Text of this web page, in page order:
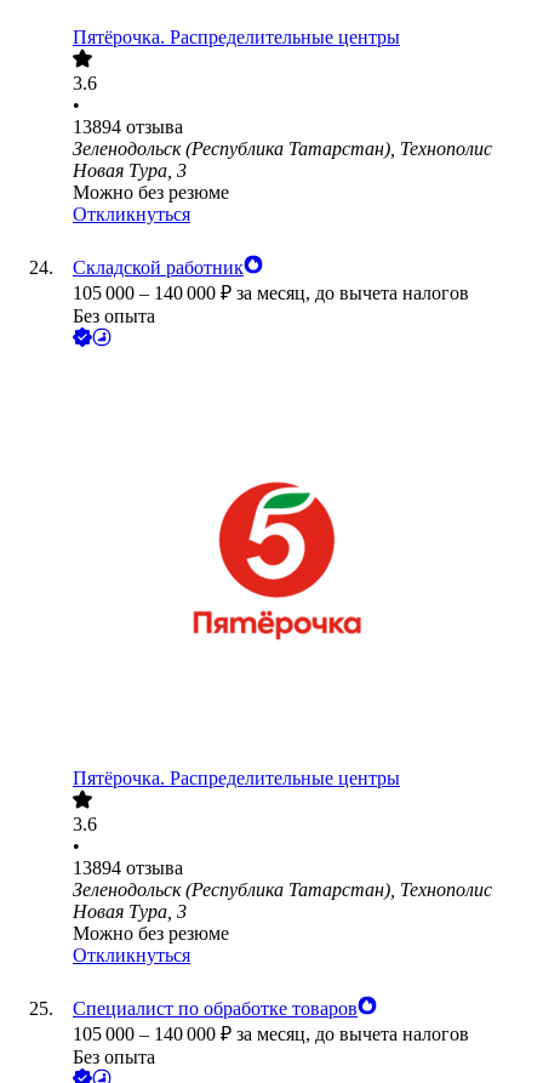
Пятёрочка. Распределительные центры
3.6
•
13894 отзыва
Зеленодольск (Республика Татарстан), Технополис
Новая Тура, 3
Можно без резюме
Откликнуться
Складской работник
105 000 – 140 000 ₽ за месяц, до вычета налогов
Без опыта
Пятёрочка. Распределительные центры
3.6
•
13894 отзыва
Зеленодольск (Республика Татарстан), Технополис
Новая Тура, 3
Можно без резюме
Откликнуться
Специалист по обработке товаров
105 000 – 140 000 ₽ за месяц, до вычета налогов
Без опыта